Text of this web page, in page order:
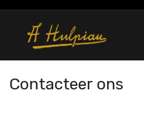
Contacteer ons